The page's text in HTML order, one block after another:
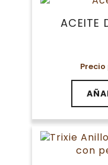
ACEITE